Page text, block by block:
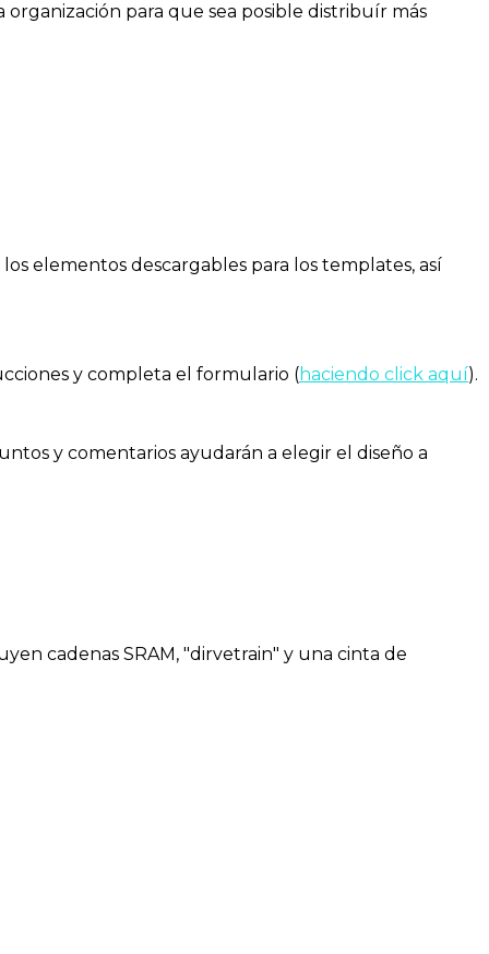
organización para que sea posible distribuír más
elementos descargables para los templates, así
y completa el formulario (haciendo click aquí).
y comentarios ayudarán a elegir el diseño a
cadenas SRAM, "dirvetrain" y una cinta de